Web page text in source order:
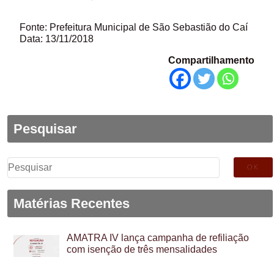
Fonte: Prefeitura Municipal de São Sebastião do Caí
Data: 13/11/2018
Compartilhamento
Pesquisar
Pesquisar
por:
Matérias Recentes
AMATRA IV lança campanha de refiliação
com isenção de três mensalidades